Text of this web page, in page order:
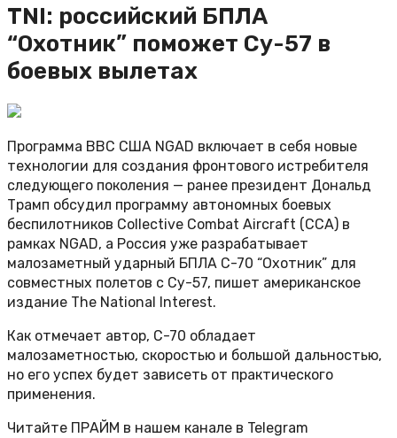
TNI: российский БПЛА
“Охотник” поможет Су-57 в
боевых вылетах
Программа ВВС США NGAD включает в себя новые
технологии для создания фронтового истребителя
следующего поколения — ранее президент Дональд
Трамп обсудил программу автономных боевых
беспилотников Collective Combat Aircraft (CCA) в
рамках NGAD, а Россия уже разрабатывает
малозаметный ударный БПЛА С-70 “Охотник” для
совместных полетов с Су-57, пишет американское
издание The National Interest.
Как отмечает автор, С-70 обладает
малозаметностью, скоростью и большой дальностью,
но его успех будет зависеть от практического
применения.
Читайте ПРАЙМ в нашем канале в Telegram